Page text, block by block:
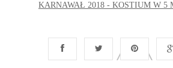
KARNAWAŁ 2018 - KOSTIUM W 5